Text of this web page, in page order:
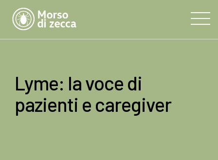
Lyme: la voce di
pazienti e caregiver